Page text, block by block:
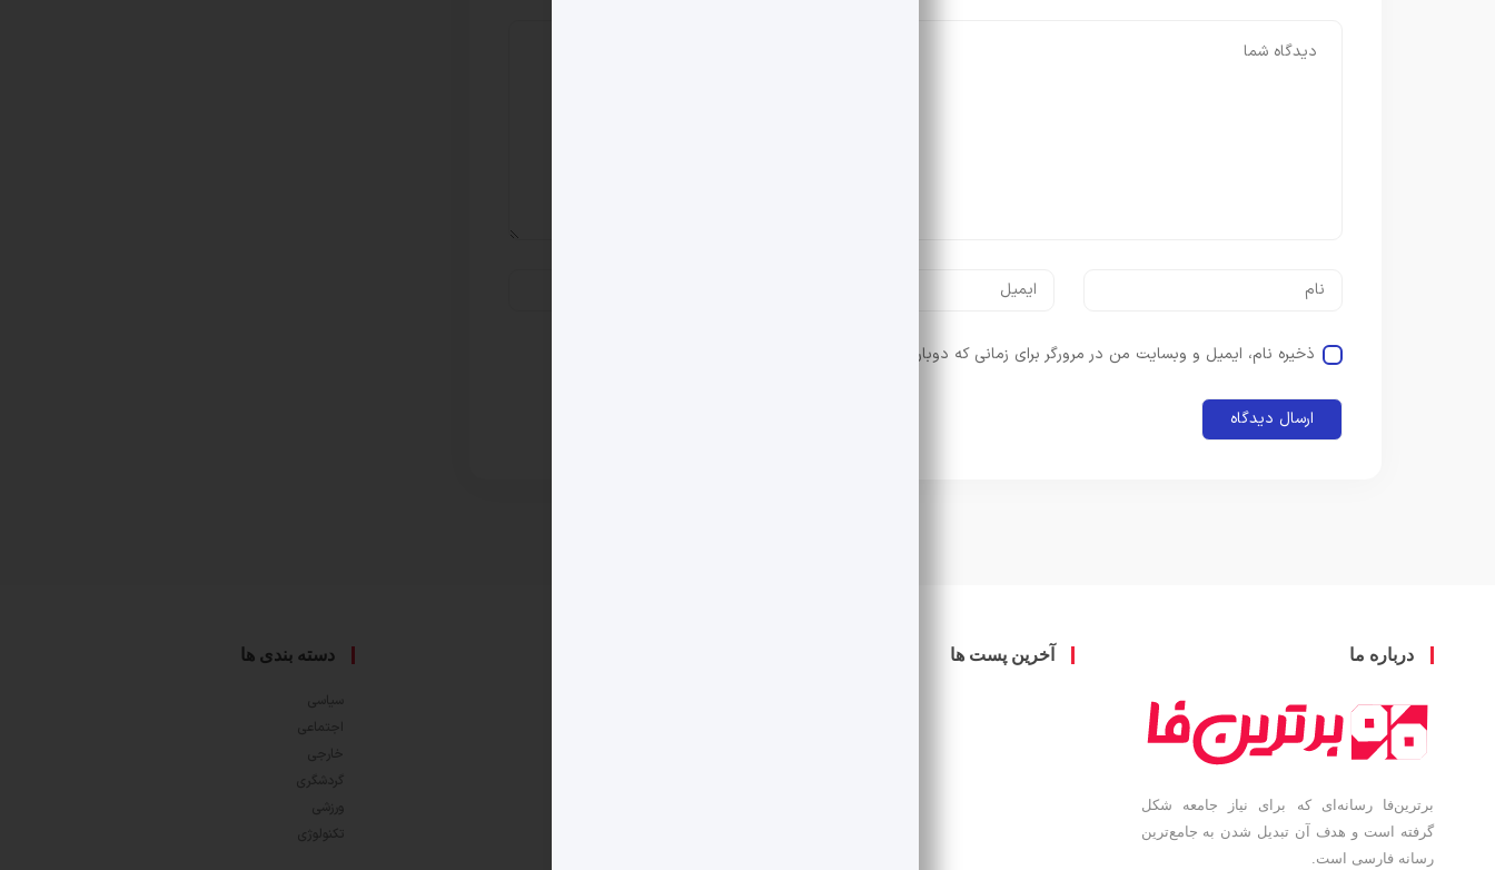
ذخیره نام، ایمیل و وبسایت من در مرورگر برای زمانی که دوباره دیدگاهی می‌نویسم.
درباره ما
برترین‌فا رسانه‌ای که برای نیاز جامعه شکل
گرفته است و هدف آن تبدیل شدن به جامع‌ترین
رسانه فارسی است.
آخرین پست ها دسته بندی ها
سیاسی
اجتماعی
خارجی
گردشگری
ورزشی
تکنولوژی